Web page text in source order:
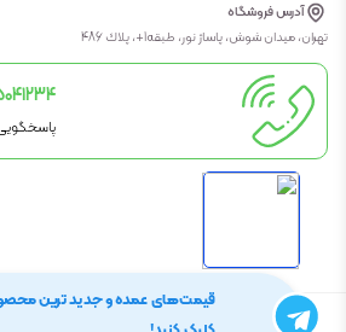
آدرس فروشگاه
تهران، ميدان شوش، پاساژ نور، طبقه1+، پلاك 486
کلیه حقوق این وب سایت متعلق به
قیمت‌های عمده و جدید ترین